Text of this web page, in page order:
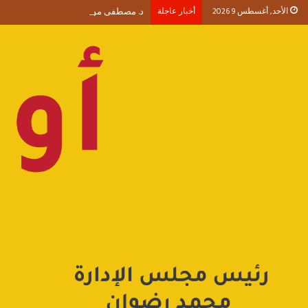
الأحد, أغسطس 9 2026 أخبار عاجلة د. مصطفى موسى يكتب الأربعون الإدارية (1) من يلا